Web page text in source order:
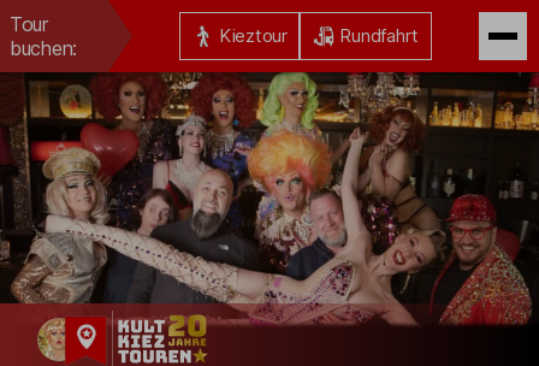
Tour
buchen:
Kieztour Rundfahrt